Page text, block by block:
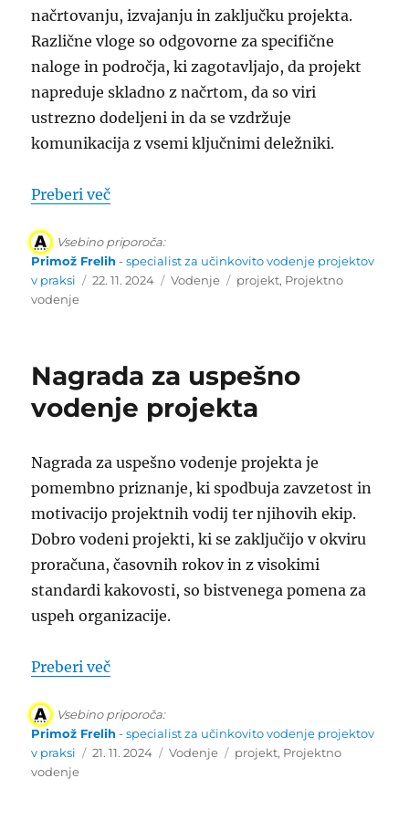
načrtovanju, izvajanju in zaključku projekta.
Različne vloge so odgovorne za specifične
naloge in področja, ki zagotavljajo, da projekt
napreduje skladno z načrtom, da so viri
ustrezno dodeljeni in da se vzdržuje
komunikacija z vsemi ključnimi deležniki.
Preberi več“Vloge v vodenju projektov”
Vsebino priporoča:
Primož Frelih- specialist za učinkovito vodenje projektov
v praksi
Objavljeno
22. 11. 2024 Kategorije
Vodenje Oznake
projekt, Projektno
vodenje
Nagrada za uspešno
vodenje projekta
Nagrada za uspešno vodenje projekta je
pomembno priznanje, ki spodbuja zavzetost in
motivacijo projektnih vodij ter njihovih ekip.
Dobro vodeni projekti, ki se zaključijo v okviru
proračuna, časovnih rokov in z visokimi
standardi kakovosti, so bistvenega pomena za
uspeh organizacije.
Preberi več“Nagrada za uspešno vodenje projekta”
Vsebino priporoča:
Primož Frelih- specialist za učinkovito vodenje projektov
v praksi
Objavljeno
21. 11. 2024 Kategorije
Vodenje Oznake
projekt, Projektno
vodenje